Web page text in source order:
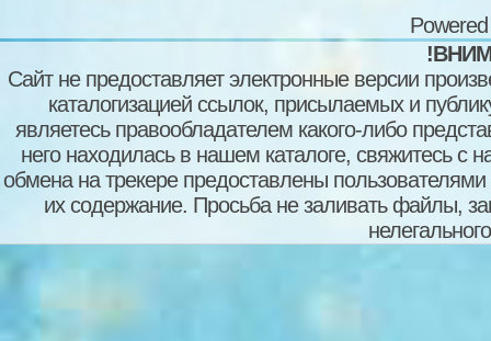
Сайт не предоставляет электронные версии
каталогизацией ссылок, присылаемых и
являетесь правообладателем какого-либо
него находилась в нашем каталоге, свяжитесь
обмена на трекере предоставлены пользователями
их содержание. Просьба не заливать файлы,